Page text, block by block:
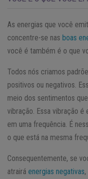
As energias que você
concentre-se nas boas
você é também é o que
Todos nós criamos
positivos ou negativos.
meio dos sentimentos
vibração. Essa vibração é
em uma frequência. É
o que está na mesma
Consequentemente, se
atrairá energias negativas